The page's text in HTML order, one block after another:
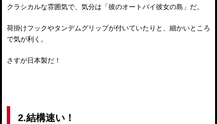
クラシカルな雰囲気で、気分は「彼のオートバイ彼女の島」だ。
荷掛けフックやタンデムグリップが付いていたりと、細かいところ
で気が利く。
さすが日本製だ！
2.結構速い！